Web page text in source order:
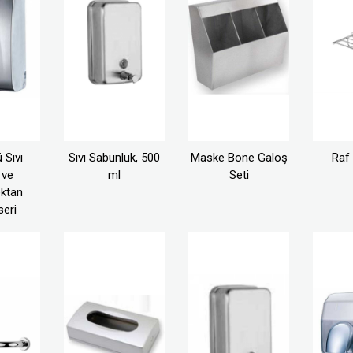
Sıvı Sabunluk, 500
ml
Maske Bone Galoş
Seti
Raf